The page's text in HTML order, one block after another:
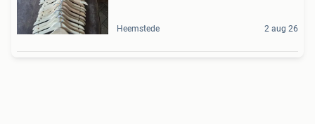
Heemstede 2 aug 26